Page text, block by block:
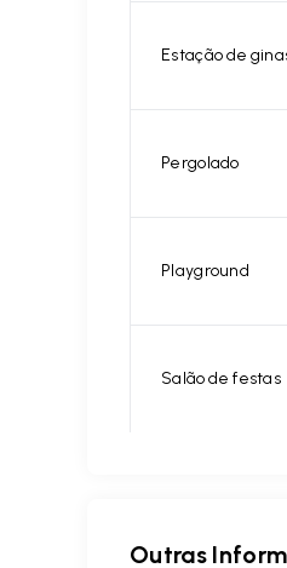
Estação de
Pergolado
Playground
Salão de festas
Outras